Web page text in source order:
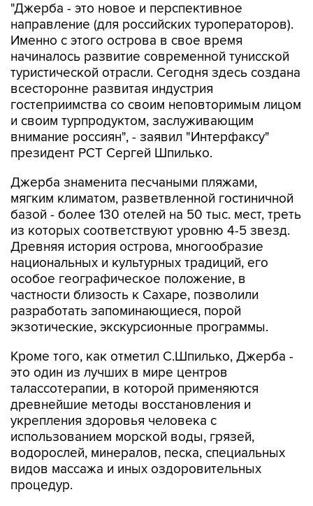
"Джерба - это новое и перспективное
направление (для российских туроператоров).
Именно с этого острова в свое время
начиналось развитие современной тунисской
туристической отрасли. Сегодня здесь создана
всесторонне развитая индустрия
гостеприимства со своим неповторимым лицом
и своим турпродуктом, заслуживающим
внимание россиян", - заявил "Интерфаксу"
президент РСТ Сергей Шпилько.
Джерба знаменита песчаными пляжами,
мягким климатом, разветвленной гостиничной
базой - более 130 отелей на 50 тыс. мест, треть
из которых соответствуют уровню 4-5 звезд.
Древняя история острова, многообразие
национальных и культурных традиций, его
особое географическое положение, в
частности близость к Сахаре, позволили
разработать запоминающиеся, порой
экзотические, экскурсионные программы.
Кроме того, как отметил С.Шпилько, Джерба -
это один из лучших в мире центров
талассотерапии, в которой применяются
древнейшие методы восстановления и
укрепления здоровья человека с
использованием морской воды, грязей,
водорослей, минералов, песка, специальных
видов массажа и иных оздоровительных
процедур.